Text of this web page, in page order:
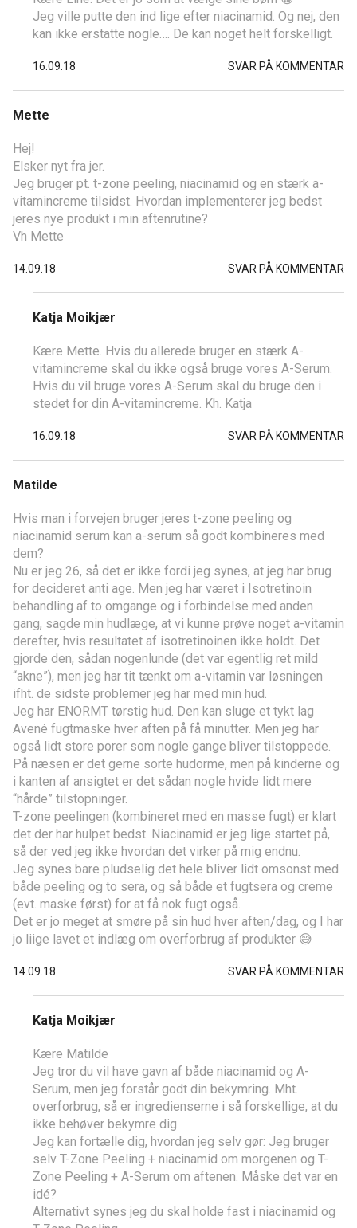
Jeg ville putte den ind lige efter niacinamid. Og nej, den
kan ikke erstatte nogle…. De kan noget helt forskelligt.
16.09.18 SVAR PÅ KOMMENTAR
Mette
Hej!
Elsker nyt fra jer.
Jeg bruger pt. t-zone peeling, niacinamid og en stærk a-
vitamincreme tilsidst. Hvordan implementerer jeg bedst
jeres nye produkt i min aftenrutine?
Vh Mette
14.09.18 SVAR PÅ KOMMENTAR
Katja Moikjær
Kære Mette. Hvis du allerede bruger en stærk A-
vitamincreme skal du ikke også bruge vores A-Serum.
Hvis du vil bruge vores A-Serum skal du bruge den i
stedet for din A-vitamincreme. Kh. Katja
16.09.18 SVAR PÅ KOMMENTAR
Matilde
Hvis man i forvejen bruger jeres t-zone peeling og
niacinamid serum kan a-serum så godt kombineres med
dem?
Nu er jeg 26, så det er ikke fordi jeg synes, at jeg har brug
for decideret anti age. Men jeg har været i Isotretinoin
behandling af to omgange og i forbindelse med anden
gang, sagde min hudlæge, at vi kunne prøve noget a-vitamin
derefter, hvis resultatet af isotretinoinen ikke holdt. Det
gjorde den, sådan nogenlunde (det var egentlig ret mild
“akne”), men jeg har tit tænkt om a-vitamin var løsningen
ifht. de sidste problemer jeg har med min hud.
Jeg har ENORMT tørstig hud. Den kan sluge et tykt lag
Avené fugtmaske hver aften på få minutter. Men jeg har
også lidt store porer som nogle gange bliver tilstoppede.
På næsen er det gerne sorte hudorme, men på kinderne og
i kanten af ansigtet er det sådan nogle hvide lidt mere
“hårde” tilstopninger.
T-zone peelingen (kombineret med en masse fugt) er klart
det der har hulpet bedst. Niacinamid er jeg lige startet på,
så der ved jeg ikke hvordan det virker på mig endnu.
Jeg synes bare pludselig det hele bliver lidt omsonst med
både peeling og to sera, og så både et fugtsera og creme
(evt. maske først) for at få nok fugt også.
Det er jo meget at smøre på sin hud hver aften/dag, og I har
jo liige lavet et indlæg om overforbrug af produkter 😅
14.09.18 SVAR PÅ KOMMENTAR
Katja Moikjær
Kære Matilde
Jeg tror du vil have gavn af både niacinamid og A-
Serum, men jeg forstår godt din bekymring. Mht.
overforbrug, så er ingredienserne i så forskellige, at du
ikke behøver bekymre dig.
Jeg kan fortælle dig, hvordan jeg selv gør: Jeg bruger
selv T-Zone Peeling + niacinamid om morgenen og T-
Zone Peeling + A-Serum om aftenen. Måske det var en
idé?
Alternativt synes jeg du skal holde fast i niacinamid og